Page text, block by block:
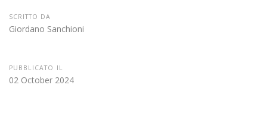
SCRITTO DA
Giordano Sanchioni
PUBBLICATO IL
02 October 2024